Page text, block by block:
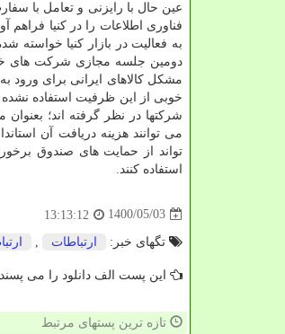
عین حال با رایزنی و تعامل با
فناوری اطلاعات را در کنیا فراهم
به فعالیت در بازار کنیا خواسته
دومین جلسه مجازی شرکت های
مشکل کالاهای ایرانی برای ورود
خوبی از این ظرفیت استفاده
شرکتها در نظر گرفته اند؛
می توانند هزینه دریافت آن
تواند از حمایت های صندوق
استفاده کنند.
1400/05/03
13:13:12
تگهای خبر: ارتباطات
این پست الف دانلود را می
تازه ترین پستهای مرتبط